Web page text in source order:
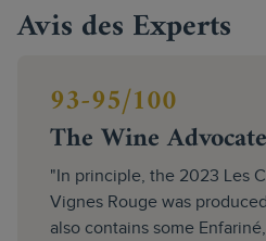
Avis des Experts
93-95/100
The Wine Advocate
"In principle, the 2023 Les
Vignes Rouge was
also contains some